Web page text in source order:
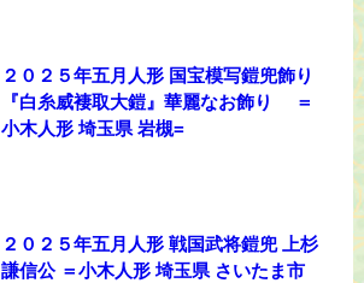
２０２５年五月人形 国宝模写鎧兜飾り
『白糸威褄取大鎧』華麗なお飾り ＝
小木人形 埼玉県 岩槻=
２０２５年五月人形 戦国武将鎧兜 上杉
謙信公 ＝小木人形 埼玉県 さいたま市